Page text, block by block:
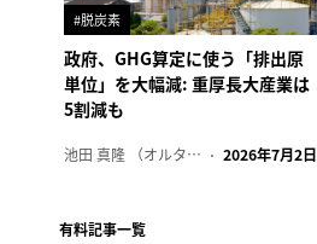
#脱炭素
政府、GHG算定に使う「排出原
単位」を大幅減: 重厚長大産業は
5割減も
池田 真隆 （オルタナ輪番編集長） 2026年7月2日
有料記事一覧